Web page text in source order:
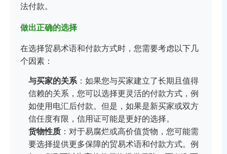
法付款。
做出正确的选择
在选择贸易术语和付款方式时，您需要考虑以下几
个因素：
与买家的关系 ：如果您与买家建立了长期且值得
信赖的关系，您可以选择更灵活的付款方式，例
如使用电汇后付款。但是，如果是新买家或双方
信任度有限，信用证可能是更好的选择。
货物性质 ：对于易腐烂或高价值货物，您可能需
要选择提供更多保障的贸易术语和付款方式。例